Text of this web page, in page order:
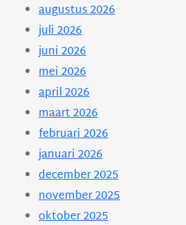
augustus 2026
juli 2026
juni 2026
mei 2026
april 2026
maart 2026
februari 2026
januari 2026
december 2025
november 2025
oktober 2025